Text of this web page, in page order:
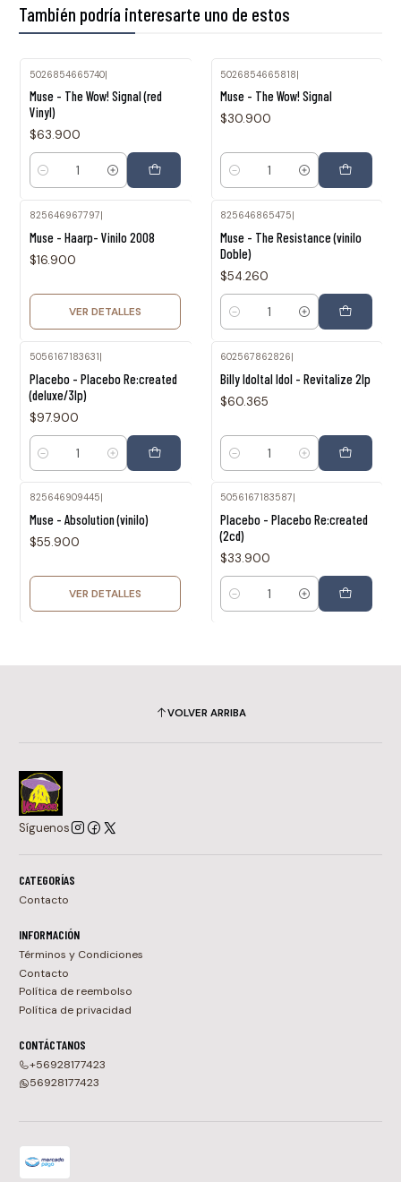
También podría interesarte uno de estos
5026854665740|
Muse - The Wow! Signal (red
Vinyl)
$63.900
Cantidad
5026854665818|
Muse - The Wow! Signal
$30.900
Cantidad
825646967797
Muse - Haarp- Vinilo 2008
$16.900
VER DETALLES
825646865475
Muse - The Resistance (vinilo
Doble)
$54.260
Cantidad
5056167183631|
Placebo - Placebo Re:created
(deluxe/3lp)
$97.900
Cantidad
602567862826|
Billy Idoltal Idol - Revitalize 2lp
$60.365
Cantidad
825646909445
Muse - Absolution (vinilo)
$55.900
VER DETALLES
5056167183587
Placebo - Placebo Re:created
(2cd)
$33.900
Cantidad
VOLVER ARRIBA
Síguenos
CATEGORÍAS
Contacto
INFORMACIÓN
Términos y Condiciones
Contacto
Política de reembolso
Política de privacidad
CONTÁCTANOS
+56928177423
56928177423